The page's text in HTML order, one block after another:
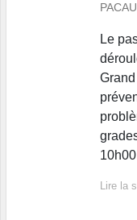
Le
Lire la